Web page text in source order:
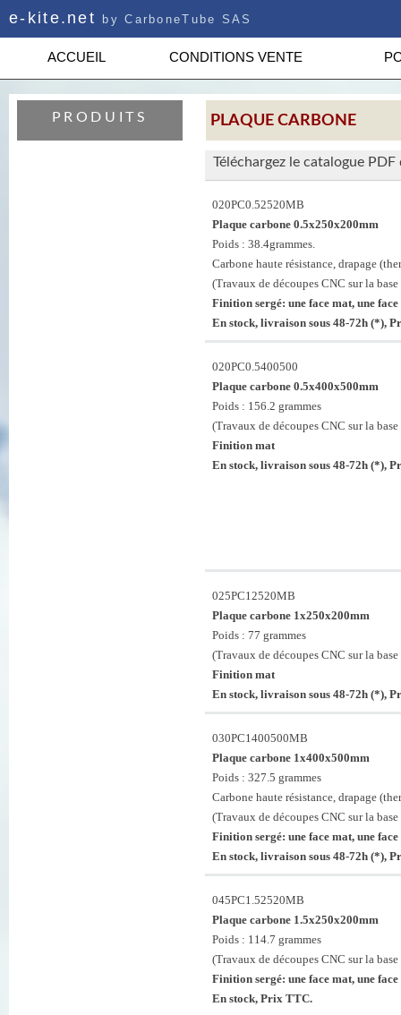
e-kite.net by CarboneTube SAS
ACCUEIL CONDITIONS VENTE
PRODUITS PLAQUE CARBONE
Téléchargez le catalogue PDF
020PC0.52520MB
Plaque carbone 0.5x250x200mm
Poids : 38.4grammes.
Carbone haute résistance, drapage
(Travaux de découpes CNC sur la
Finition sergé: une face mat, une
En stock, livraison sous 48-72h (*),
020PC0.5400500
Plaque carbone 0.5x400x500mm
Poids : 156.2 grammes
(Travaux de découpes CNC sur la
Finition mat
En stock, livraison sous 48-72h (*),
025PC12520MB
Plaque carbone 1x250x200mm
Poids : 77 grammes
(Travaux de découpes CNC sur la
Finition mat
En stock, livraison sous 48-72h (*),
030PC1400500MB
Plaque carbone 1x400x500mm
Poids : 327.5 grammes
Carbone haute résistance, drapage
(Travaux de découpes CNC sur la
Finition sergé: une face mat, une
En stock, livraison sous 48-72h (*),
045PC1.52520MB
Plaque carbone 1.5x250x200mm
Poids : 114.7 grammes
(Travaux de découpes CNC sur la
Finition sergé: une face mat, une
En stock, Prix TTC.